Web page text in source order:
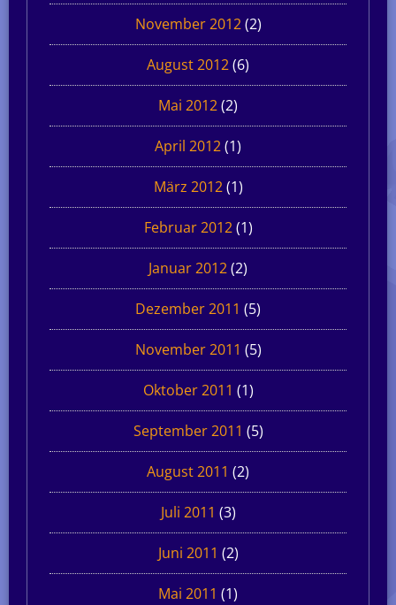
November 2012(2)
August 2012(6)
Mai 2012(2)
April 2012(1)
März 2012(1)
Februar 2012(1)
Januar 2012(2)
Dezember 2011 (5)
November 2011 (5)
Oktober 2011 (1)
September 2011 (5)
August 2011 (2)
Juli 2011 (3)
Juni 2011 (2)
Mai 2011 (1)